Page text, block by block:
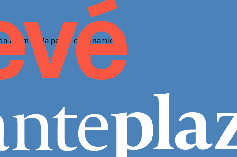
acumulada por el confinamiento